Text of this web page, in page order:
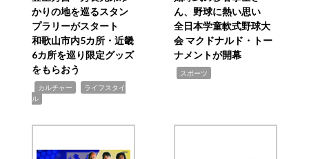
かりの地を巡るスタン
プラリーがスタート
和歌山市内5カ所・近畿
6カ所を巡り限定グッズ
をもらおう
カルチャー
ライフスタイ
ル
ん、野球に熱い思い
全日本学童軟式野球大
会 マクドナルド・トー
ナメントが開幕
スポーツ